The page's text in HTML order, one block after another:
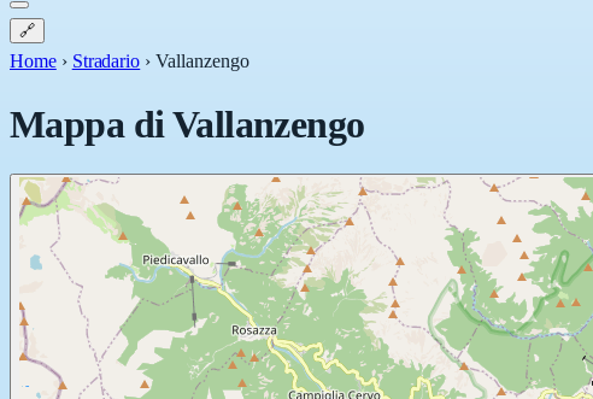
🔗
Home › Stradario ›Vallanzengo
Mappa diVallanzengo